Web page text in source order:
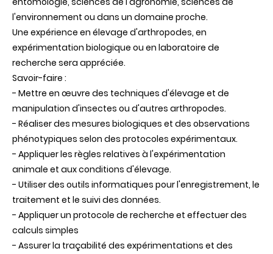
l'environnement ou dans un domaine proche.
Une expérience en élevage d'arthropodes, en
expérimentation biologique ou en laboratoire de
recherche sera appréciée.
Savoir-faire :
- Mettre en œuvre des techniques d'élevage et de
manipulation d'insectes ou d'autres arthropodes.
- Réaliser des mesures biologiques et des observations
phénotypiques selon des protocoles expérimentaux.
- Appliquer les règles relatives à l'expérimentation
animale et aux conditions d'élevage.
- Utiliser des outils informatiques pour l'enregistrement, le
traitement et le suivi des données.
- Appliquer un protocole de recherche et effectuer des
calculs simples
- Assurer la traçabilité des expérimentations et des